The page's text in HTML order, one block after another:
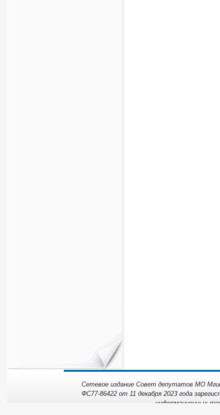
Сетевое издание Совет депутатов МО
ФС77-86422 от 11 декабря 2023 года
информационных